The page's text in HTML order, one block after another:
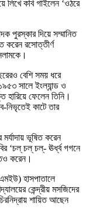
লিখে কবি গাইলেন ‘ওঠরে
পুরস্কার দিয়ে সম্মানিত
রসোত্তীর্ণ
বেশি সময় ধরে
সালে ইংল্যান্ড ও
হারিয়ে ফেলেন তিনি।
কাটে তার
ভূষিত করেন
‘চল্ চল্ চল্- ঊর্ধ্ব গগনে
করেন।
হাসপাতালে
কেন্দ্রীয় মসজিদের
শায়িত আছেন